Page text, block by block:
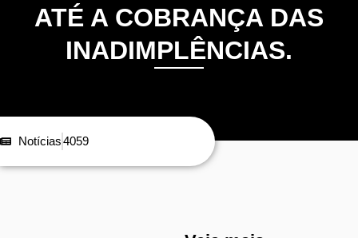
ATÉ A COBRANÇA DAS
INADIMPLÊNCIAS.
Notícias4059